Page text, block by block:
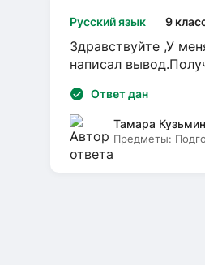
Русский язык 9
Здравствуйте ,У
написал
Ответ дан
Тамара
Предметы: